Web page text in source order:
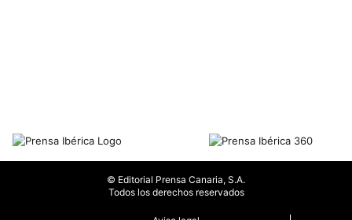
© Editorial Prensa Canaria, S.A.
Todos los derechos reservados